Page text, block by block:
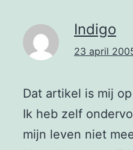
Indigo
23 april
Dat artikel is mij
Ik heb zelf
mijn leven niet